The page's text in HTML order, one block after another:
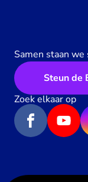
Samen staan
Steun de
Zoek elkaar op